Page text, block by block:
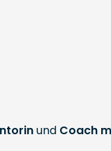
und Coach